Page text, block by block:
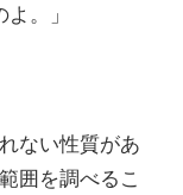
。」
ない性質があ
囲を調べるこ